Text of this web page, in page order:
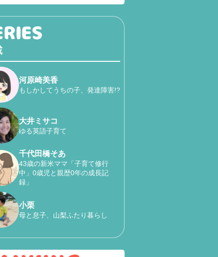
河原崎美香
もしかしてうちの子、発達障害!?
大井ミサコ
ゆる英語子育て
千代田橋そあ
43歳の新米ママ「子育て修行
中」0歳児と親歴0年の成長記
録」
小栗
母と息子、山梨ふたり暮らし